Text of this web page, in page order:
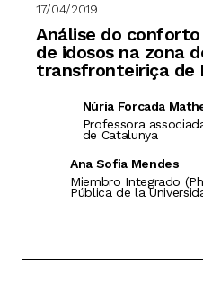
17/04/2019
Análise do
de idosos na zona
transfronteiriça de
Núria Forcada
Professora
de Catalunya
Ana Sofia Mendes
Miembro Integrado
Pública de la